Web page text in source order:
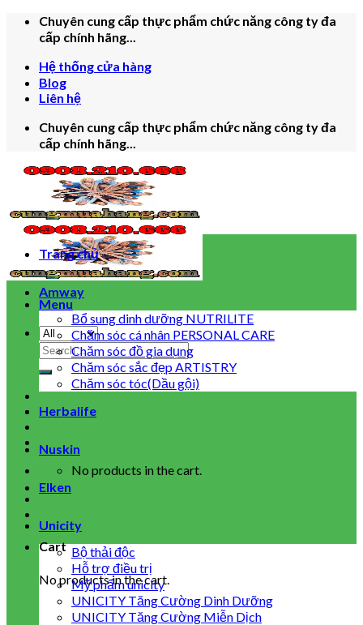
Skip
Chuyên cung cấp thực phẩm chức năng công ty đa
cấp chính hãng...
Hệ thống cửa hàng
Blog
Liên hệ
Chuyên cung cấp thực phẩm chức năng công ty đa
cấp chính hãng...
Menu
Search
for:
No products in the cart.
Cart
No products in the cart.
Trang chủ
Amway
Bổ sung dinh dưỡng NUTRILITE
Chăm sóc cá nhân PERSONAL CARE
Chăm sóc đồ gia dụng
Chăm sóc sắc đẹp ARTISTRY
Chăm sóc tóc(Dầu gội)
Herbalife
Nuskin
Elken
Unicity
Bộ thải độc
Hỗ trợ điều trị
Mỹ phẩm unicity
UNICITY Tăng Cường Dinh Dưỡng
UNICITY Tăng Cường Miễn Dịch